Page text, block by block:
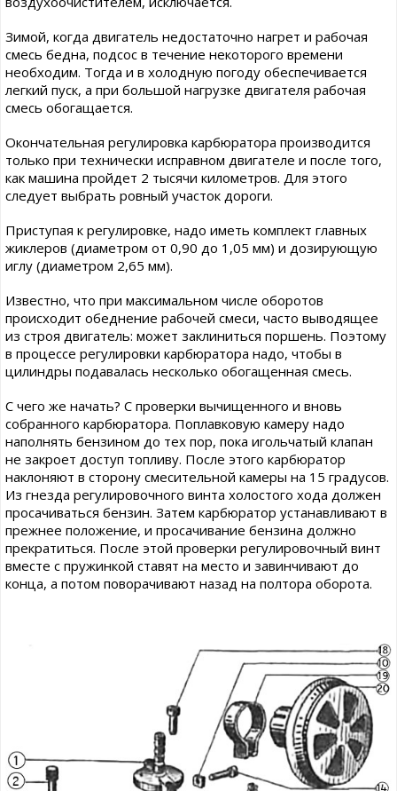
Зимой, когда двигатель недостаточно нагрет и рабочая
смесь бедна, подсос в течение некоторого времени
необходим. Тогда и в холодную погоду обеспечивается
легкий пуск, а при большой нагрузке двигателя рабочая
смесь обогащается.
Окончательная регулировка карбюратора производится
только при технически исправном двигателе и после того,
как машина пройдет 2 тысячи километров. Для этого
следует выбрать ровный участок дороги.
Приступая к регулировке, надо иметь комплект главных
жиклеров (диаметром от 0,90 до 1,05 мм) и дозирующую
иглу (диаметром 2,65 мм).
Известно, что при максимальном числе оборотов
происходит обеднение paбочей смеси, часто выводящее
из строя двигатель: может заклиниться поршень. Поэтому
в процессе регулировки карбюратора надо, чтобы в
цилиндры подавалась несколько обогащенная смесь.
С чего же начать? С проверки вычищенного и вновь
собранного карбюратора. Поплавковую камеру надо
наполнять бензином до тех пор, пока игольчатый клапан
не закроет доступ топливу. После этого карбюратор
наклоняют в сторону смесительной камеры на 15 градусов.
Из гнезда регулировочного винта холостого хода должен
просачиваться бензин. Затем карбюратор устанавливают в
прежнее положение, и просачивание бензина должно
прекратиться. После этой проверки регулировочный винт
вместе с пружинкой ставят на место и завинчивают до
конца, а потом поворачивают назад на полтора оборота.